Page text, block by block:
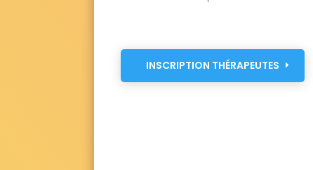
INSCRIPTION THÉRAPEUTES